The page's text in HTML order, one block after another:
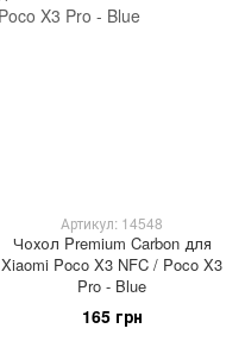
Артикул: 14548
Чохол Premium Carbon для
Xiaomi Poco X3 NFC / Poco X3
Pro - Blue
165 грн